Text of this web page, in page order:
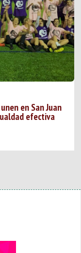
en San Juan
efectiva